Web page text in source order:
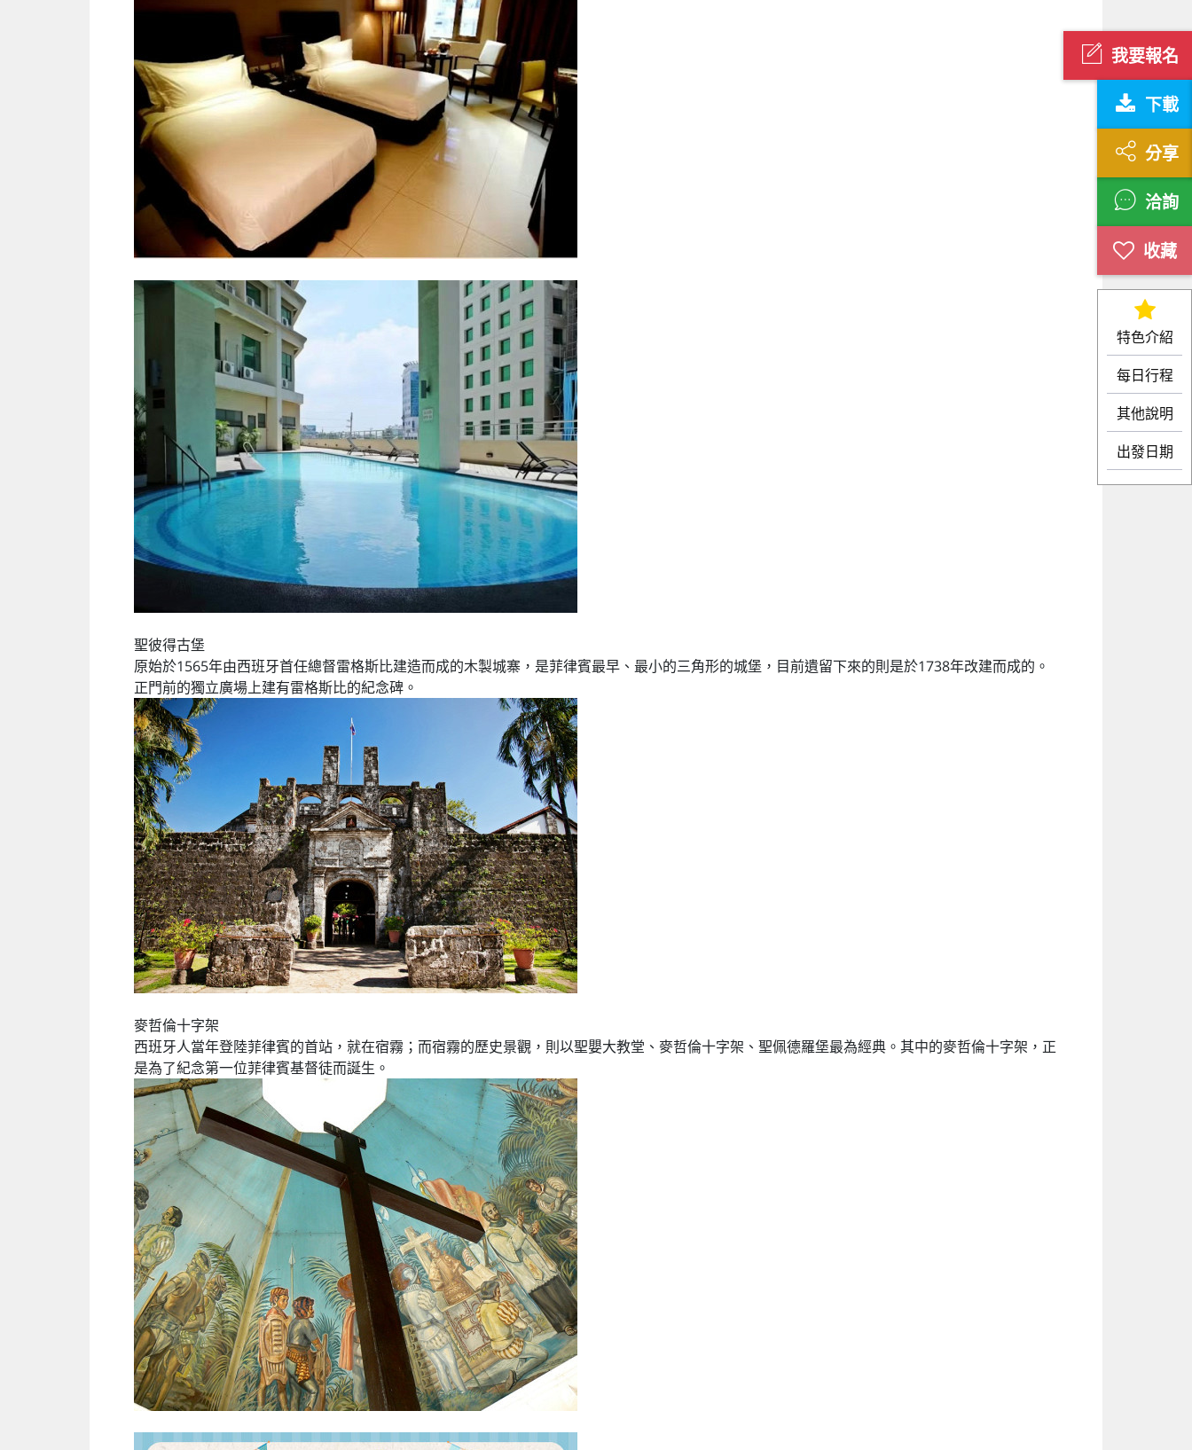
我要報名
下載
分享
洽詢
特色介紹
每日行程
其他說明
出發日期
聖彼得古堡
原始於1565年由西班牙首任總督雷格斯比建造而成的木製城寨，是菲律賓最早、最小的三角形的城堡，目前遺留下來的則是於1738年改建而成的。
正門前的獨立廣場上建有雷格斯比的紀念碑。
麥哲倫十字架
西班牙人當年登陸菲律賓的首站，就在宿霧；而宿霧的歷史景觀，則以聖嬰大教堂、麥哲倫十字架、聖佩德羅堡最為經典。其中的麥哲倫十字架，正
是為了紀念第一位菲律賓基督徒而誕生。